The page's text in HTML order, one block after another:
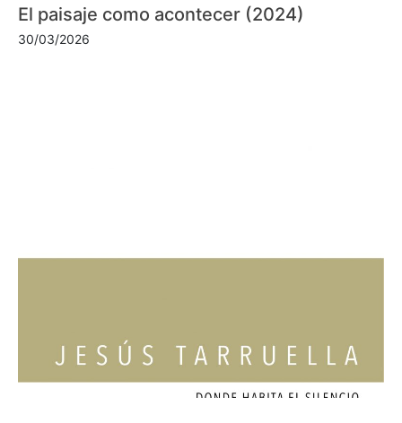
El paisaje como acontecer (2024)
30/03/2026